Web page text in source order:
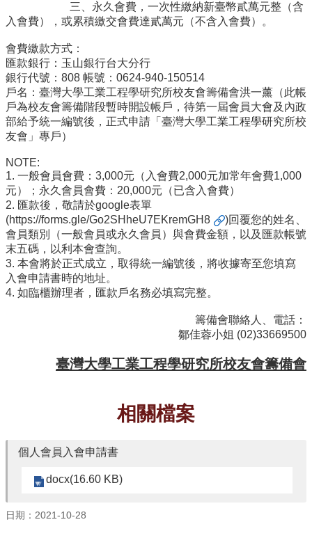
公
與
訊
息
校
友
會
捐
款
專
區
臺
大
EMS
三、永久會費，一次性繳納新臺幣貳萬元整（含
入會費），或累積繳交會費達貳萬元（不含入會費）。
會費繳款方式：
匯款銀行：玉山銀行台大分行
銀行代號：808 帳號：0624-940-150514
戶名：臺灣大學工業工程學研究所校友會籌備會洪一薰（此帳
戶為校友會籌備階段暫時開設帳戶，待第一屆會員大會及內政
部給予統一編號後，正式申請「臺灣大學工業工程學研究所校
友會」專戶）
NOTE:
1. 一般會員會費：3,000元（入會費2,000元加常年會費1,000
元）；永久會員會費：20,000元（已含入會費）
2. 匯款後，敬請於google表單
(https://forms.gle/Go2SHheU7EKremGH8
)回覆您的姓名、
會員類別（一般會員或永久會員）與會費金額，以及匯款帳號
末五碼，以利本會查詢。
3. 本會將於正式成立，取得統一編號後，將收據寄至您填寫
入會申請書時的地址。
4. 如臨櫃辦理者，匯款戶名務必填寫完整。
籌備會聯絡人、電話：
鄒佳蓉小姐 (02)33669500
臺灣大學工業工程學研究所校友會籌備會
相關檔案
個人會員入會申請書
docx(16.60 KB)
日期：2021-10-28